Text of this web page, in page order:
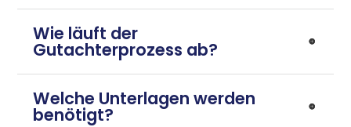
Wie läuft der
Gutachterprozess ab?
Welche Unterlagen werden
benötigt?